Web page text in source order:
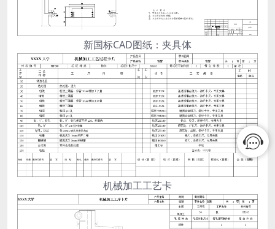
新国标CAD图纸：夹具体
机械加工工艺卡